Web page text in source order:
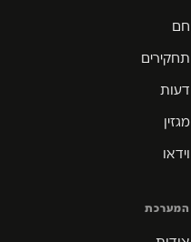
חם
תחקירים
דעות
מגזין
וידאו
המערכת